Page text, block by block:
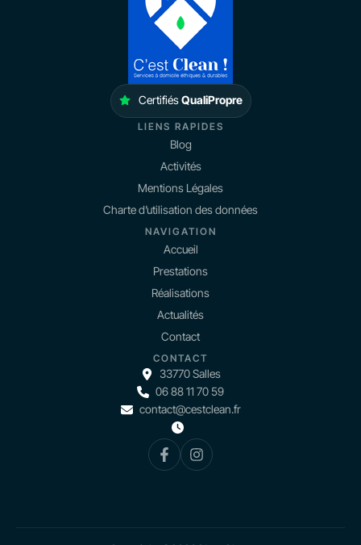
CertifiésQualiPropre
LIENS RAPIDES
Blog
Activités
Mentions Légales
Charte d’utilisation des données
NAVIGATION
Accueil
Prestations
Réalisations
Actualités
Contact
CONTACT
33770 Salles
06 88 11 70 59
contact@cestclean.fr